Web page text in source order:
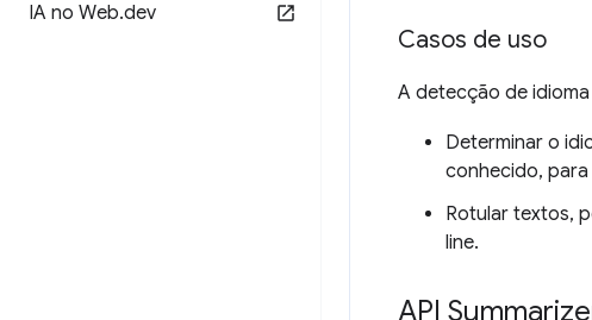
IA no Web.dev
Casos de uso
A detecção de
Determinar o
conhecido,
Rotular textos,
line.
API